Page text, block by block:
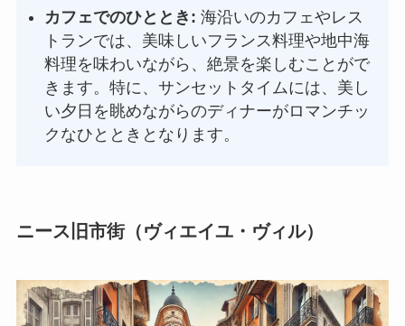
カフェでのひととき: 海沿いのカフェやレス
トランでは、美味しいフランス料理や地中海
料理を味わいながら、絶景を楽しむことがで
きます。特に、サンセットタイムには、美し
い夕日を眺めながらのディナーがロマンチッ
クなひとときとなります。
ニース旧市街（ヴィエイユ・ヴィル）